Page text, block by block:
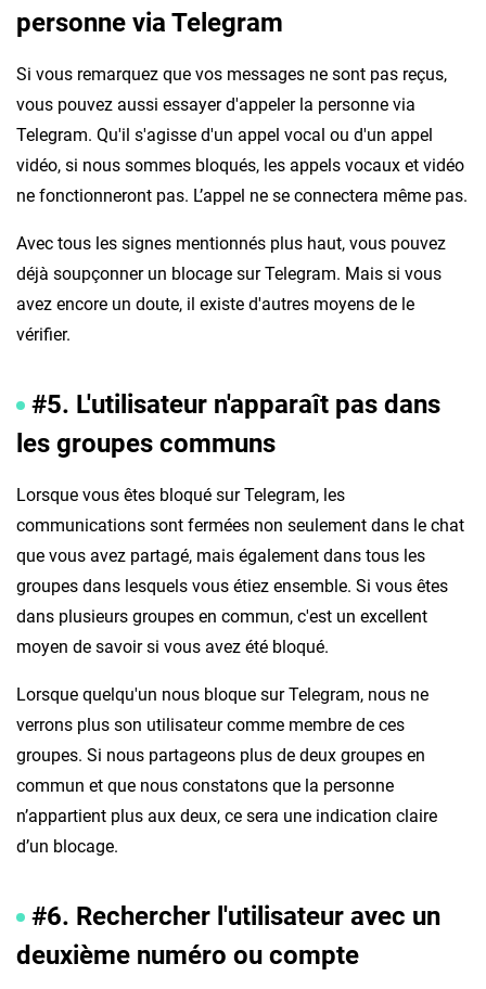
personne via Telegram
Si vous remarquez que vos messages ne sont pas reçus,
vous pouvez aussi essayer d'appeler la personne via
Telegram. Qu'il s'agisse d'un appel vocal ou d'un appel
vidéo, si nous sommes bloqués, les appels vocaux et vidéo
ne fonctionneront pas. L’appel ne se connectera même pas.
Avec tous les signes mentionnés plus haut, vous pouvez
déjà soupçonner un blocage sur Telegram. Mais si vous
avez encore un doute, il existe d'autres moyens de le
vérifier.
#5. L'utilisateur n'apparaît pas dans
les groupes communs
Lorsque vous êtes bloqué sur Telegram, les
communications sont fermées non seulement dans le chat
que vous avez partagé, mais également dans tous les
groupes dans lesquels vous étiez ensemble. Si vous êtes
dans plusieurs groupes en commun, c'est un excellent
moyen de savoir si vous avez été bloqué.
Lorsque quelqu'un nous bloque sur Telegram, nous ne
verrons plus son utilisateur comme membre de ces
groupes. Si nous partageons plus de deux groupes en
commun et que nous constatons que la personne
n’appartient plus aux deux, ce sera une indication claire
d’un blocage.
#6. Rechercher l'utilisateur avec un
deuxième numéro ou compte